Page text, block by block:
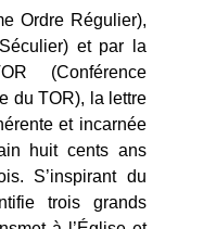
Ordre Régulier),
et par la
(Conférence
du TOR), la lettre
et incarnée
huit cents ans
S’inspirant du
trois grands